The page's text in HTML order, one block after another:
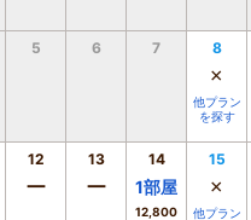
5 6 7 8
×
他プラン
を探す
12
ー
13
ー
14
1部屋
12,800
15
×
他プラン